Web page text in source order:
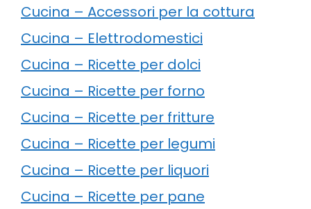
Cucina – Accessori per la cottura
Cucina – Elettrodomestici
Cucina – Ricette per dolci
Cucina – Ricette per forno
Cucina – Ricette per fritture
Cucina – Ricette per legumi
Cucina – Ricette per liquori
Cucina – Ricette per pane